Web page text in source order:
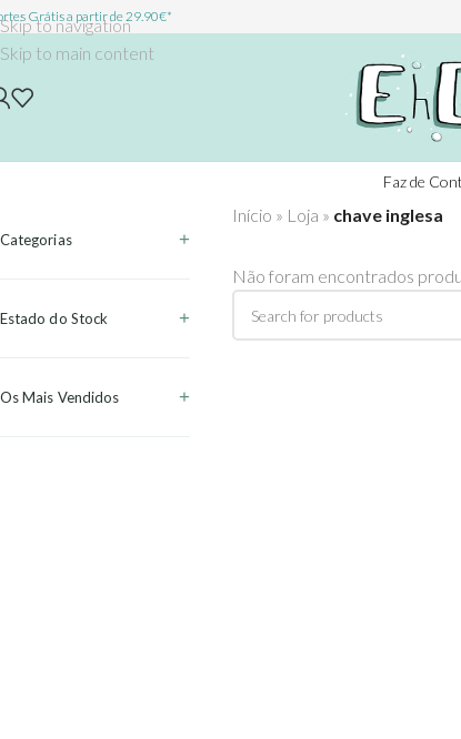
Skip to navigation
Skip to main content
Grátis a partir de 29.90€*
Faz de
Categorias
Estado do Stock
Os Mais Vendidos
Início » Loja » chave inglesa
Não foram encontrados